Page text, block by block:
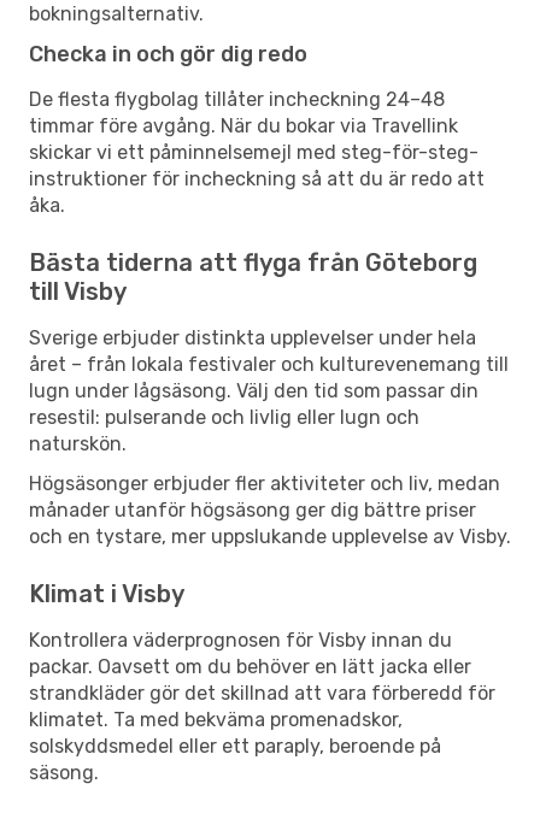
bokningsalternativ.
Checka in och gör dig redo
De flesta flygbolag tillåter incheckning 24–48
timmar före avgång. När du bokar via Travellink
skickar vi ett påminnelsemejl med steg-för-steg-
instruktioner för incheckning så att du är redo att
åka.
Bästa tiderna att flyga från Göteborg
till Visby
Sverige erbjuder distinkta upplevelser under hela
året – från lokala festivaler och kulturevenemang till
lugn under lågsäsong. Välj den tid som passar din
resestil: pulserande och livlig eller lugn och
naturskön.
Högsäsonger erbjuder fler aktiviteter och liv, medan
månader utanför högsäsong ger dig bättre priser
och en tystare, mer uppslukande upplevelse av Visby.
Klimat i Visby
Kontrollera väderprognosen för Visby innan du
packar. Oavsett om du behöver en lätt jacka eller
strandkläder gör det skillnad att vara förberedd för
klimatet. Ta med bekväma promenadskor,
solskyddsmedel eller ett paraply, beroende på
säsong.